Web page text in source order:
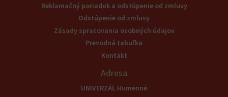
Reklamačný poriadok a odstúpenie od zmluvy
Odstúpenie od zmluvy
Zásady spracovania osobných údajov
Prevodná tabuľka
Kontakt
Adresa
UNIVERZÁL Humenné